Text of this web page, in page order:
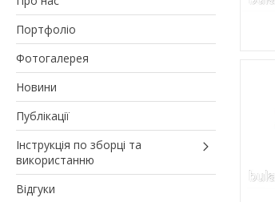
Портфоліо
Фотогалерея
Новини
Публікації
Інструкція по зборці та
використанню
Відгуки